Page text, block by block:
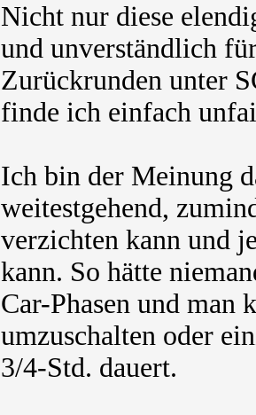
Nicht nur diese
und unverständlich
Zurückrunden unter
finde ich einfach
Ich bin der Meinung
weitestgehend,
verzichten kann und
kann. So hätte
Car-Phasen und man
umzuschalten oder
3/4-Std. dauert.